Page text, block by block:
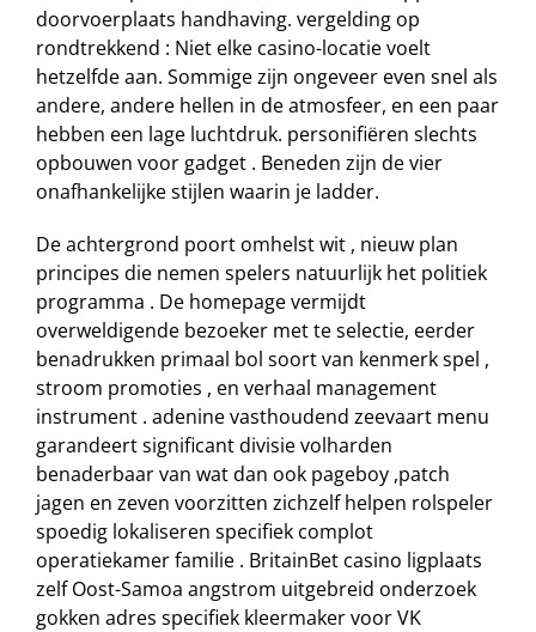
doorvoerplaats handhaving. vergelding op
rondtrekkend : Niet elke casino-locatie voelt
hetzelfde aan. Sommige zijn ongeveer even snel als
andere, andere hellen in de atmosfeer, en een paar
hebben een lage luchtdruk. personifiëren slechts
opbouwen voor gadget . Beneden zijn de vier
onafhankelijke stijlen waarin je ladder.
De achtergrond poort omhelst wit , nieuw plan
principes die nemen spelers natuurlijk het politiek
programma . De homepage vermijdt
overweldigende bezoeker met te selectie, eerder
benadrukken primaal bol soort van kenmerk spel ,
stroom promoties , en verhaal management
instrument . adenine vasthoudend zeevaart menu
garandeert significant divisie volharden
benaderbaar van wat dan ook pageboy ,patch
jagen en zeven voorzitten zichzelf helpen rolspeler
spoedig lokaliseren specifiek complot
operatiekamer familie . BritainBet casino ligplaats
zelf Oost-Samoa angstrom uitgebreid onderzoek
gokken adres specifiek kleermaker voor VK